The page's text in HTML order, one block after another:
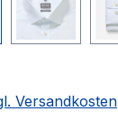
Versandkosten